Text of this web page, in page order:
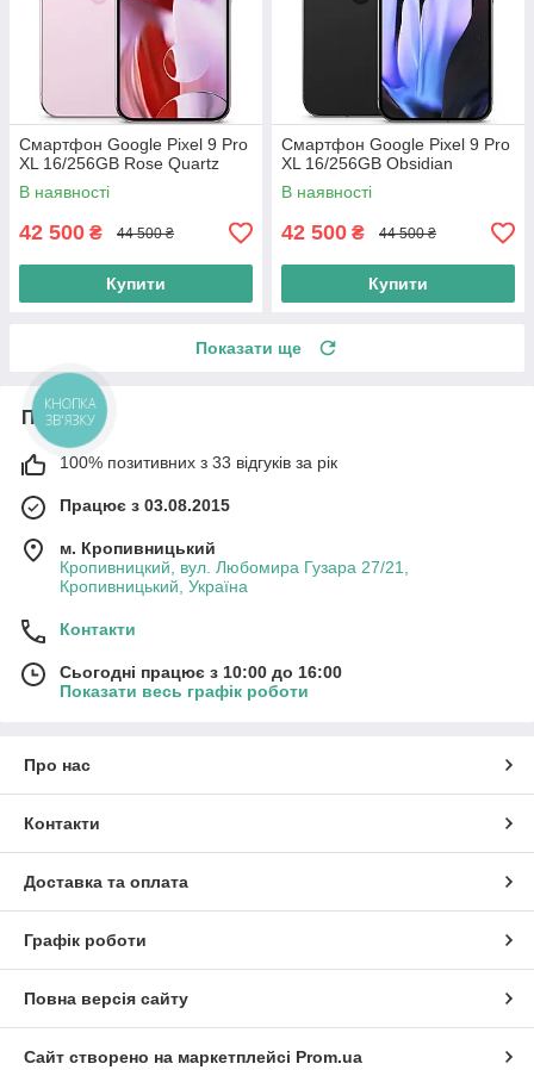
Смартфон Google Pixel 9 Pro
XL 16/256GB Rose Quartz
В наявності
42 500 ₴ 44 500 ₴
Купити
Смартфон Google Pixel 9 Pro
XL 16/256GB Obsidian
В наявності
42 500 ₴ 44 500 ₴
Купити
Показати ще
Про нас
100% позитивних з 33 відгуків за рік
Працює з 03.08.2015
м. Кропивницький
Кропивницкий, вул. Любомира Гузара 27/21,
Кропивницький, Україна
Контакти
Сьогодні працює з 10:00 до 16:00
Показати весь графік роботи
Про нас
Контакти
Доставка та оплата
Графік роботи
Повна версія сайту
Сайт створено на маркетплейсі Prom.ua
КНОПКА
ЗВ'ЯЗКУ